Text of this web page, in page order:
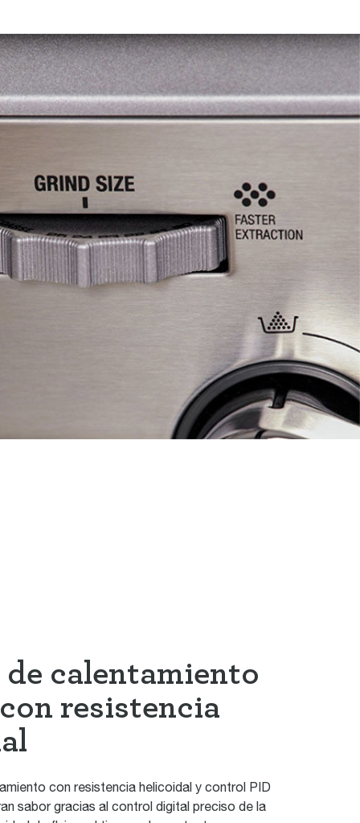
de calentamiento
resistencia
con resistencia helicoidal y control PID
sabor gracias al control digital preciso de la